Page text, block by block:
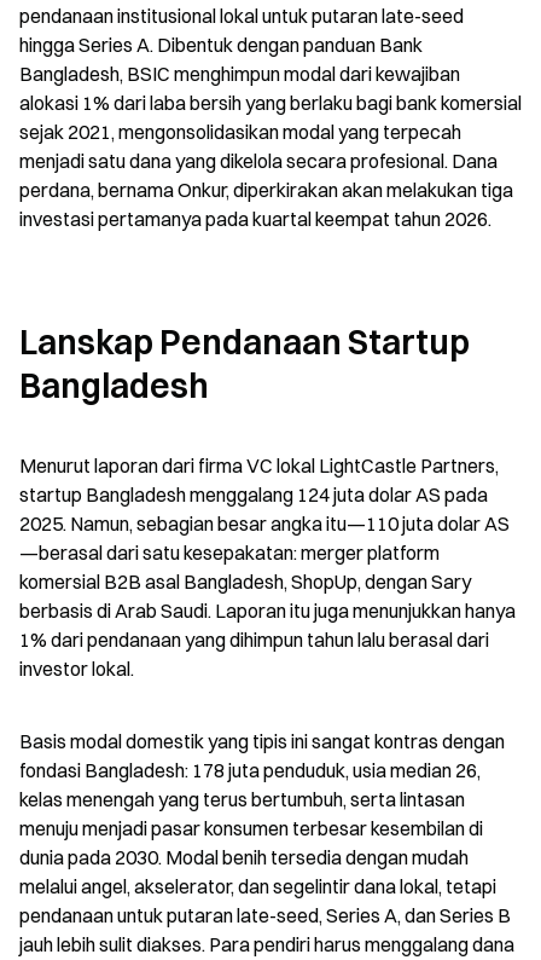
pendanaan institusional lokal untuk putaran late-seed
hingga Series A. Dibentuk dengan panduan Bank
Bangladesh, BSIC menghimpun modal dari kewajiban
alokasi 1% dari laba bersih yang berlaku bagi bank komersial
sejak 2021, mengonsolidasikan modal yang terpecah
menjadi satu dana yang dikelola secara profesional. Dana
perdana, bernama Onkur, diperkirakan akan melakukan tiga
investasi pertamanya pada kuartal keempat tahun 2026.
Lanskap Pendanaan Startup
Bangladesh
Menurut laporan dari firma VC lokal LightCastle Partners,
startup Bangladesh menggalang 124 juta dolar AS pada
2025. Namun, sebagian besar angka itu—110 juta dolar AS
—berasal dari satu kesepakatan: merger platform
komersial B2B asal Bangladesh, ShopUp, dengan Sary
berbasis di Arab Saudi. Laporan itu juga menunjukkan hanya
1% dari pendanaan yang dihimpun tahun lalu berasal dari
investor lokal.
Basis modal domestik yang tipis ini sangat kontras dengan
fondasi Bangladesh: 178 juta penduduk, usia median 26,
kelas menengah yang terus bertumbuh, serta lintasan
menuju menjadi pasar konsumen terbesar kesembilan di
dunia pada 2030. Modal benih tersedia dengan mudah
melalui angel, akselerator, dan segelintir dana lokal, tetapi
pendanaan untuk putaran late-seed, Series A, dan Series B
jauh lebih sulit diakses. Para pendiri harus menggalang dana